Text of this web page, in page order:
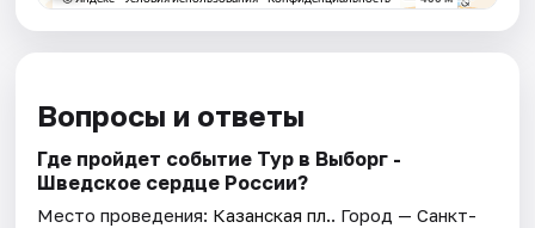
Вопросы и ответы
Где пройдет событие Тур в Выборг -
Шведское сердце России?
Место проведения: Казанская пл.. Город — Санкт-